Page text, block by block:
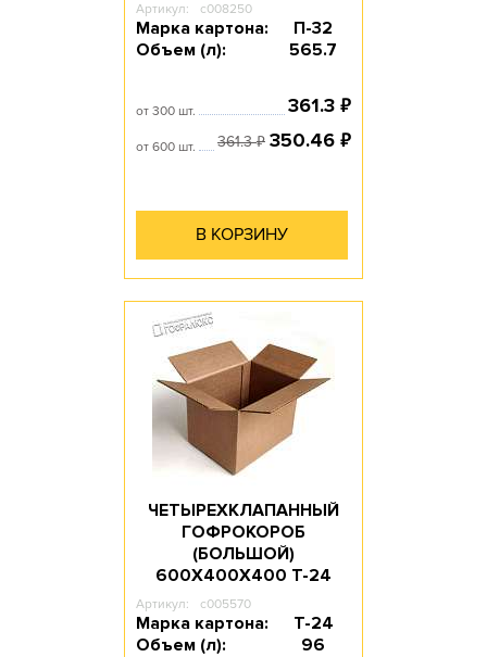
Артикул: c008250
Марка картона:
П-32
Объем (л):
565.7
от 300 шт. 361.3 ₽
от 600 шт. 361.3₽ 350.46 ₽
В КОРЗИНУ
ЧЕТЫРЕХКЛАПАННЫЙ
ГОФРОКОРОБ
(БОЛЬШОЙ)
600Х400Х400 T-24
Артикул: c005570
Марка картона:
Т-24
Объем (л):
96